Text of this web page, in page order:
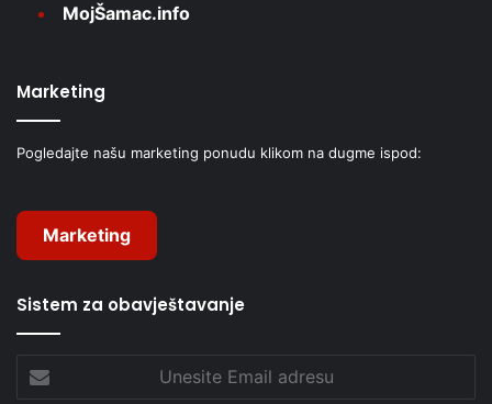
MojŠamac.info
Marketing
Pogledajte našu marketing ponudu klikom na dugme ispod:
Marketing
Sistem za obavještavanje
Email